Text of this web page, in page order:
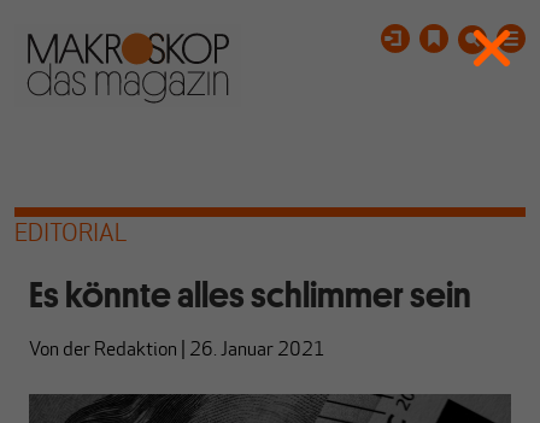
EDITORIAL
Es könnte alles schlimmer sein
Von der Redaktion 26. Januar 2021